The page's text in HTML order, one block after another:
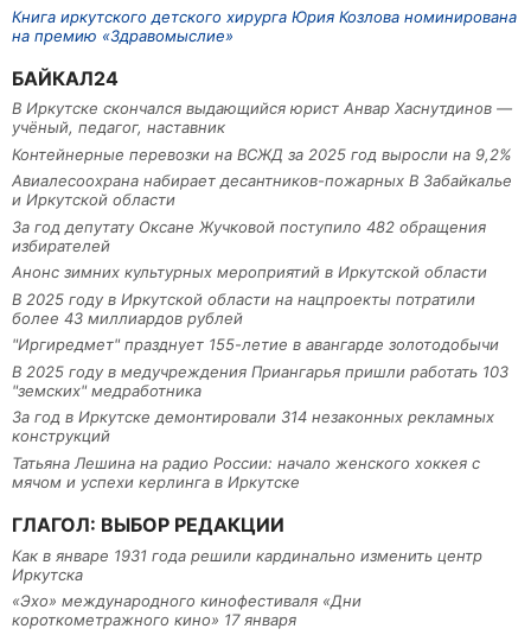
Книга иркутского детского хирурга Юрия Козлова номинирована
на премию «Здравомыслие»
БАЙКАЛ24
В Иркутске скончался выдающийся юрист Анвар Хаснутдинов —
учёный, педагог, наставник
Контейнерные перевозки на ВСЖД за 2025 год выросли на 9,2%
Авиалесоохрана набирает десантников-пожарных В Забайкалье
и Иркутской области
За год депутату Оксане Жучковой поступило 482 обращения
избирателей
Анонс зимних культурных мероприятий в Иркутской области
В 2025 году в Иркутской области на нацпроекты потратили
более 43 миллиардов рублей
"Иргиредмет" празднует 155-летие в авангарде золотодобычи
В 2025 году в медучреждения Приангарья пришли работать 103
"земских" медработника
За год в Иркутске демонтировали 314 незаконных рекламных
конструкций
Татьяна Лешина на радио России: начало женского хоккея с
мячом и успехи керлинга в Иркутске
ГЛАГОЛ: ВЫБОР РЕДАКЦИИ
Как в январе 1931 года решили кардинально изменить центр
Иркутска
«Эхо» международного кинофестиваля «Дни
короткометражного кино» 17 января